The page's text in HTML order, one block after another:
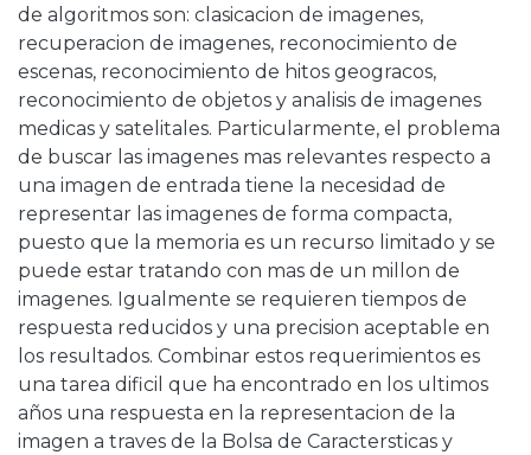
de algoritmos son: clasicacion de imagenes,
recuperacion de imagenes, reconocimiento de
escenas, reconocimiento de hitos geogracos,
reconocimiento de objetos y analisis de imagenes
medicas y satelitales. Particularmente, el problema
de buscar las imagenes mas relevantes respecto a
una imagen de entrada tiene la necesidad de
representar las imagenes de forma compacta,
puesto que la memoria es un recurso limitado y se
puede estar tratando con mas de un millon de
imagenes. Igualmente se requieren tiempos de
respuesta reducidos y una precision aceptable en
los resultados. Combinar estos requerimientos es
una tarea dificil que ha encontrado en los ultimos
años una respuesta en la representacion de la
imagen a traves de la Bolsa de Caractersticas y